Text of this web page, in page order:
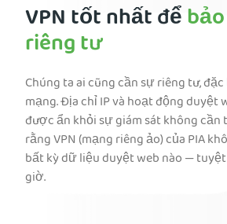
VPN tốt nhất để
riêng tư
Chúng ta ai cũng cần sự riêng tư,
mạng. Địa chỉ IP và hoạt động duyệt
được ẩn khỏi sự giám sát không cần
rằng VPN (mạng riêng ảo) của PIA
bất kỳ dữ liệu duyệt web nào —
giờ.